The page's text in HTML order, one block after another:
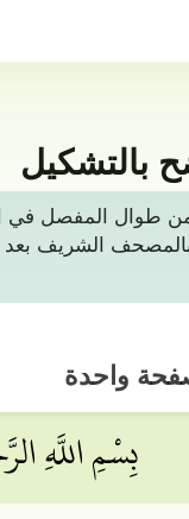
بالتشكيل
من 50 آيات، وهي
وتأتي في الترتيب
واحدة
بِسْمِ اللَّهِ